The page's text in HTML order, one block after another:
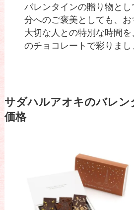
バレンタインの贈り物とし
分へのご褒美としても、お
大切な人との特別な時間
のチョコレートで彩りまし
サダハルアオキのバレン
価格